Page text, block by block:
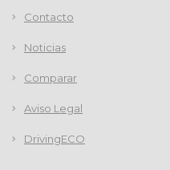
Contacto
Noticias
Comparar
Aviso Legal
DrivingECO